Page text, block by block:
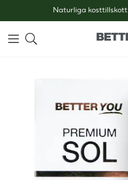
Naturliga kosttillskott